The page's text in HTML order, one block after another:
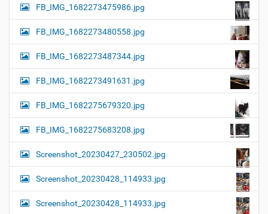
FB_IMG_1682273475986.jpg
FB_IMG_1682273480558.jpg
FB_IMG_1682273487344.jpg
FB_IMG_1682273491631.jpg
FB_IMG_1682275679320.jpg
FB_IMG_1682275683208.jpg
Screenshot_20230427_230502.jpg
Screenshot_20230428_114933.jpg
Screenshot_20230428_114933.jpg